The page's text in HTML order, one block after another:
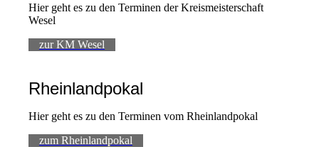
Hier geht es zu den Terminen der Kreismeisterschaft
Wesel
zur KM Wesel
Rheinlandpokal
Hier geht es zu den Terminen vom Rheinlandpokal
zum Rheinlandpokal